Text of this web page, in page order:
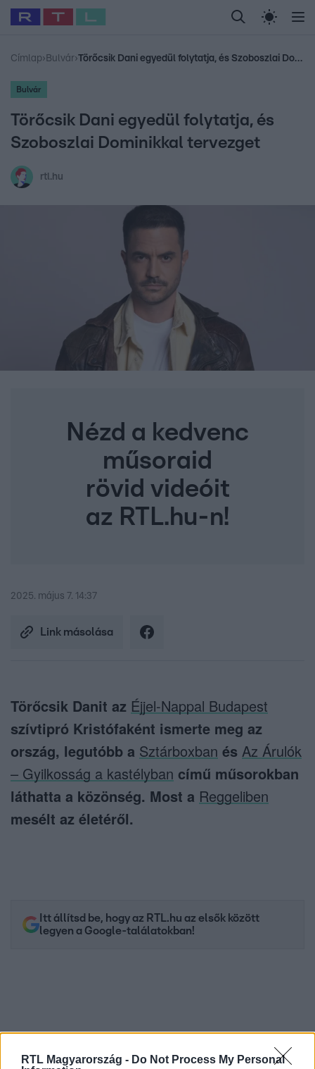
RTL Magyarország - Do Not Process My Personal
Legfrissebb RTL Híradó Randi Celeb vagyok,
Babits Marcella Most Wanted Gallusz
Címlap› Bulvár› Törőcsik Dani egyedül folytatja, és Szoboszlai Dominikkal tervezget
Bulvár
Törőcsik Dani egyedül folytatja, és
Szoboszlai Dominikkal tervezget
rtl.hu
Nézd a kedvenc
műsoraid
rövid videóit
az RTL.hu-n!
2025. május 7. 14:37
Link másolása
Törőcsik Danit az Éjjel-Nappal Budapest
szívtipró Kristófaként ismerte meg az
ország, legutóbb a Sztárboxban és Az Árulók
– Gyilkosság a kastélyban című műsorokban
láthatta a közönség. Most a Reggeliben
mesélt az életéről.
Itt állítsd be, hogy az RTL.hu az elsők között
legyen a Google-találatokban!